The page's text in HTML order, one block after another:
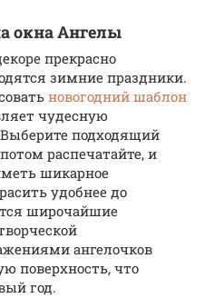
окна Ангелы
прекрасно
зимние праздники.
новогодний шаблон
чудесную
подходящий
распечатайте, и
шикарное
удобнее до
широчайшие
ангелочков
поверхность, что
год.